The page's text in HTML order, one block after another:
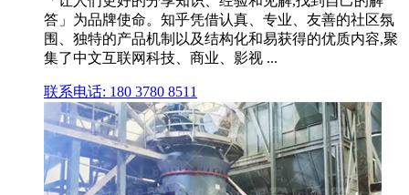
答」为品牌使命。知乎凭借认真、专业、友善的社区氛
围、独特的产品机制以及结构化和易获得的优质内容,聚
集了中文互联网科技、商业、影视 ...
联系电话: 180 3780 8511